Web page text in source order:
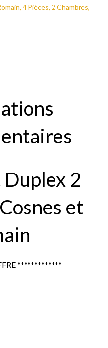
4 Pièces, 2 Chambres,
2
et
*************